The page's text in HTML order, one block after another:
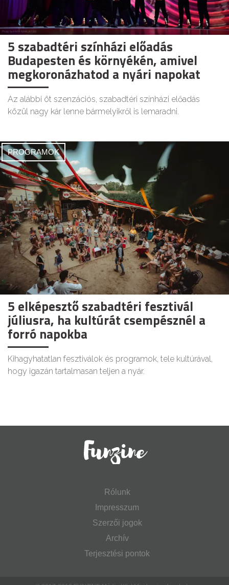
5 szabadtéri színházi előadás
Budapesten és környékén, amivel
megkoronázhatod a nyári napokat
Az alábbi öt szenzációs, szabadtéri színházi előadás
közül nagy kár lenne bármelyikről is lemaradni.
PROGRAMOK
5 elképesztő szabadtéri fesztivál
júliusra, ha kultúrát csempésznél a
forró napokba
Kihagyhatatlan fesztiválok és programok, tele kultúrával,
hogy igazán tartalmasan teljen a nyár.
Rólunk
Impresszum
Szerzői jogok
Archív
Terjesztési pontok